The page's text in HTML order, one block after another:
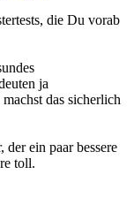
die Du vorab
ja
das sicherlich
ein paar bessere
toll.